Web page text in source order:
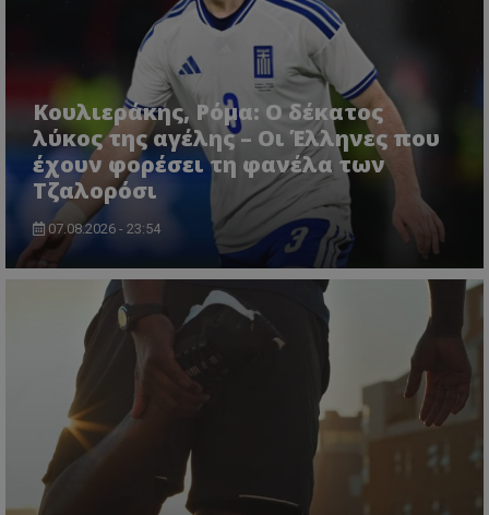
Κουλιεράκης, Ρόμα: Ο δέκατος
λύκος της αγέλης – Οι Έλληνες που
έχουν φορέσει τη φανέλα των
Τζαλορόσι
07.08.2026 - 23:54